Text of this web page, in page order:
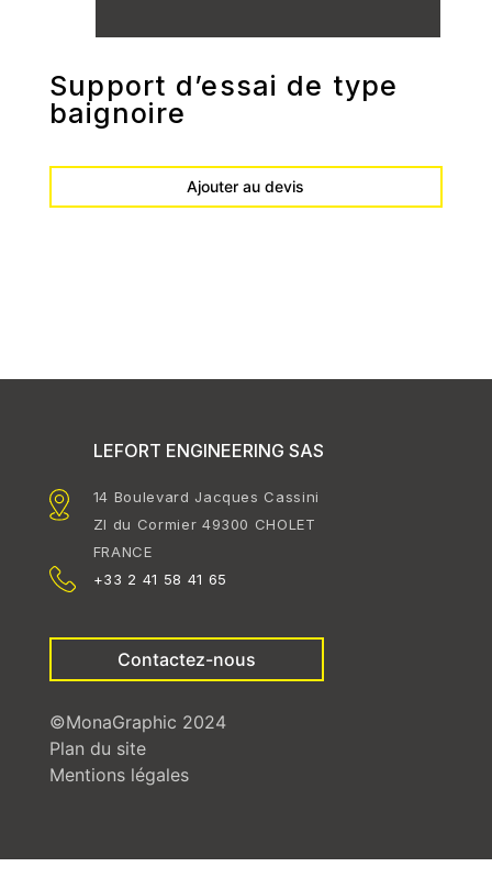
Support d’essai de type
baignoire
Ajouter au devis
LEFORT ENGINEERING SAS
14 Boulevard Jacques Cassini
ZI du Cormier 49300 CHOLET
FRANCE
+33 2 41 58 41 65
Contactez-nous
©MonaGraphic 2024
Plan du site
Mentions légales